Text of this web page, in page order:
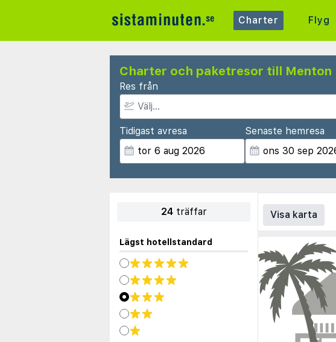
Charter Flyg
Charter och paketresor till Menton
Res från
Tidigast avresa Senaste hemresa
24 träffar
Lägst hotellstandard
Visa karta